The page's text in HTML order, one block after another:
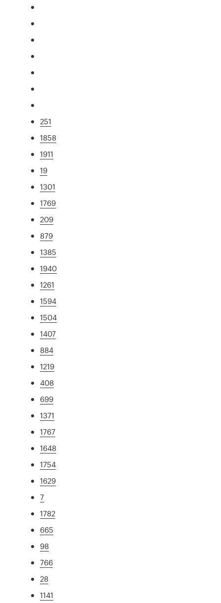
251
1858
1911
19
1301
1769
209
879
1385
1940
1261
1594
1504
1407
884
1219
408
699
1371
1767
1648
1754
1629
7
1782
665
98
766
28
1141